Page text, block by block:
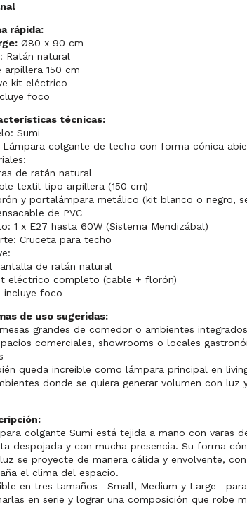
rápida:
Ø80 x 90 cm
Ratán natural
arpillera 150 cm
kit eléctrico
foco
técnicas:
Sumi
Lámpara colgante de techo con forma cónica
de ratán natural
textil tipo arpillera (150 cm)
y portalámpara metálico (kit blanco o negro,
de PVC
1 x E27 hasta 60W (Sistema Mendizábal)
Cruceta para techo
de ratán natural
eléctrico completo (cable + florón)
incluye foco
de uso sugeridas:
grandes de comedor o ambientes
comerciales, showrooms o locales
queda increíble como lámpara principal en
donde se quiera generar volumen con
colgante Sumi está tejida a mano con varas
despojada y con mucha presencia. Su forma
se proyecte de manera cálida y envolvente,
el clima del espacio.
en tres tamaños –Small, Medium y Large–
en serie y lograr una composición que robe